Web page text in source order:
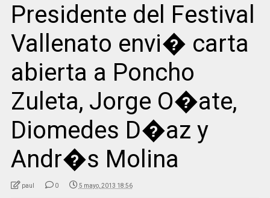
Presidente del Festival
Vallenato envi� carta
abierta a Poncho
Zuleta, Jorge O�ate,
Diomedes D�az y
Andr�s Molina
paul 0 5 mayo, 2013 18:56